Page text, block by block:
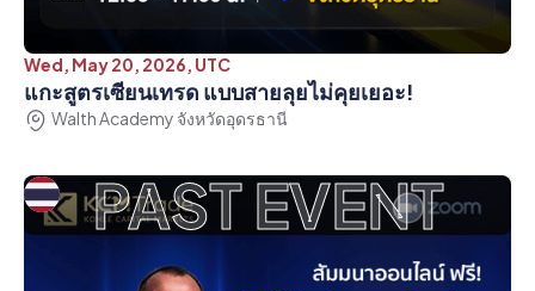
Wed, May 20, 2026, UTC
แกะสูตรเซียนเทรด แบบสายลุยไม่คุยเยอะ!
Walth Academy จังหวัดอุดรธานี
PAST EVENT